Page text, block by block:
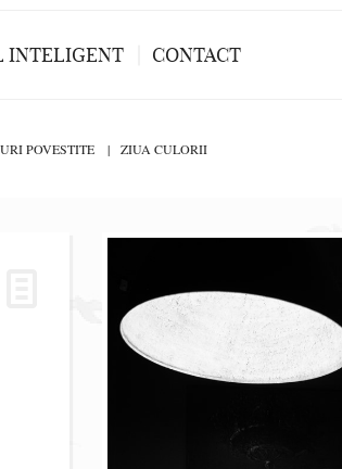
INTELIGENT CONTACT
POVESTITE ZIUA CULORII